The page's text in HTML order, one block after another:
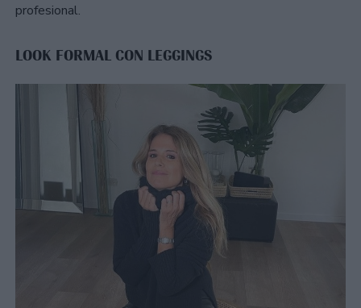
profesional.
LOOK FORMAL CON LEGGINGS